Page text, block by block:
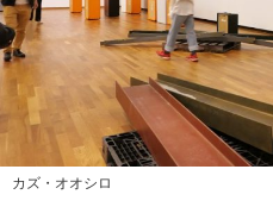
カズ・オオシロ